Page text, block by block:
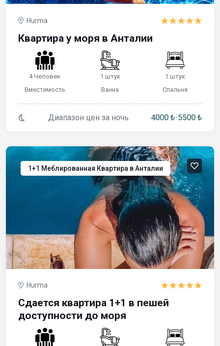
Hurma
Квартира у моря в Анталии
4 Человек
Вместимость
1 штук
Ванна
1 штук
Спальня
Диапазон цен за ночь 4000 ₺-5500 ₺
1+1 Меблированная Квартира в Анталии
Hurma
Сдается квартира 1+1 в пешей
доступности до моря